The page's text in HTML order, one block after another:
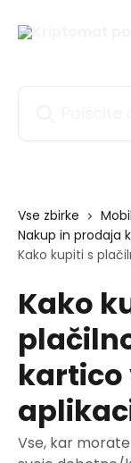
Vse zbirke
Nakup in prodaja
Kako kupiti s
Kako
kartico
Vse, kar